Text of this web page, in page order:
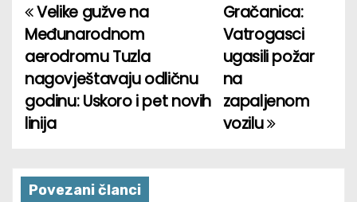
P
o
s
t
a
Gračanica:
Vatrogasci
ugasili požar
na
zapaljenom
vozilu
Velike gužve na
Međunarodnom
aerodromu Tuzla
nagovještavaju odličnu
godinu: Uskoro i pet novih
linija
Povezani članci